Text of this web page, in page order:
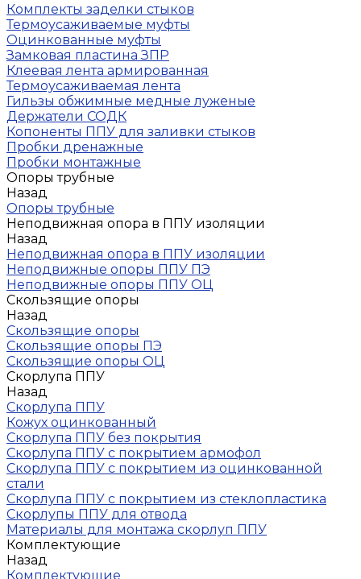
Комплекты заделки стыков
Термоусаживаемые муфты
Оцинкованные муфты
Замковая пластина ЗПР
Клеевая лента армированная
Термоусаживаемая лента
Гильзы обжимные медные луженые
Держатели СОДК
Копоненты ППУ для заливки стыков
Пробки дренажные
Пробки монтажные
Опоры трубные
Назад
Опоры трубные
Неподвижная опора в ППУ изоляции
Назад
Неподвижная опора в ППУ изоляции
Неподвижные опоры ППУ ПЭ
Неподвижные опоры ППУ ОЦ
Скользящие опоры
Назад
Скользящие опоры
Скользящие опоры ПЭ
Скользящие опоры ОЦ
Скорлупа ППУ
Назад
Скорлупа ППУ
Кожух оцинкованный
Скорлупа ППУ без покрытия
Скорлупа ППУ с покрытием армофол
Скорлупа ППУ с покрытием из оцинкованной
стали
Скорлупа ППУ с покрытием из стеклопластика
Скорлупы ППУ для отвода
Материалы для монтажа скорлуп ППУ
Комплектующие
Назад
Комплектующие